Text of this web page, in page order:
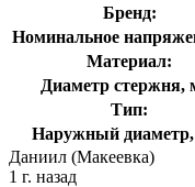
Бренд:
Номинальное
Материал:
Диаметр стержня,
Тип:
Наружный
Даниил (Макеевка)
1 г. назад